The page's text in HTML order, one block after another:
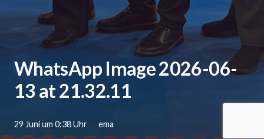
WhatsApp Image 2026-06-
13 at 21.32.11
29 Juni um 0:38 Uhr ema